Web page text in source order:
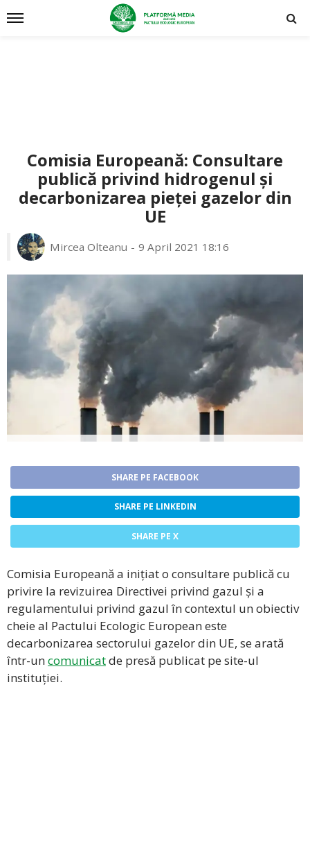
Comisia Europeană: Consultare
publică privind hidrogenul și
decarbonizarea pieței gazelor din
UE
Mircea Olteanu 9 April 2021 18:16
SHARE PE FACEBOOK
SHARE PE LINKEDIN
SHARE PE X
Comisia Europeană a inițiat o consultare publică cu
privire la revizuirea Directivei privind gazul și a
regulamentului privind gazul în contextul un obiectiv
cheie al Pactului Ecologic European este
decarbonizarea sectorului gazelor din UE, se arată
într-uncomunicatde presă publicat pe site-ul
instituției.